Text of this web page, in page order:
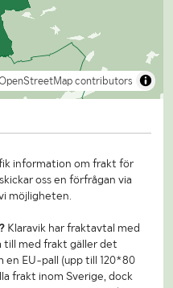
contributors
information om frakt för
oss en förfrågan via
möjligheten.
Klaravik har fraktavtal med
till med frakt gäller det
en EU-pall (upp till 120*80
frakt inom Sverige, dock